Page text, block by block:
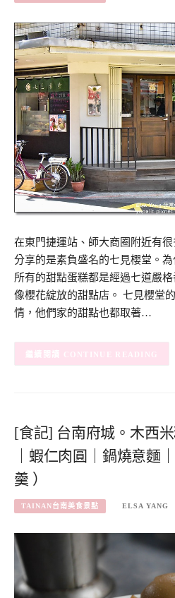
在東門捷運站、師大商圈附近有
分享的是素負盛名的七見櫻堂。
所有的甜點蛋糕都是經過七道嚴
像櫻花綻放的甜點店。 七見櫻堂
情，他們家的甜點也都取著…
CONTINUE READING
[食記] 台南府城。木西
｜蝦仁肉圓｜鍋燒意麵
羹 ）
TAINAN台南美食景點 ELSA YANG